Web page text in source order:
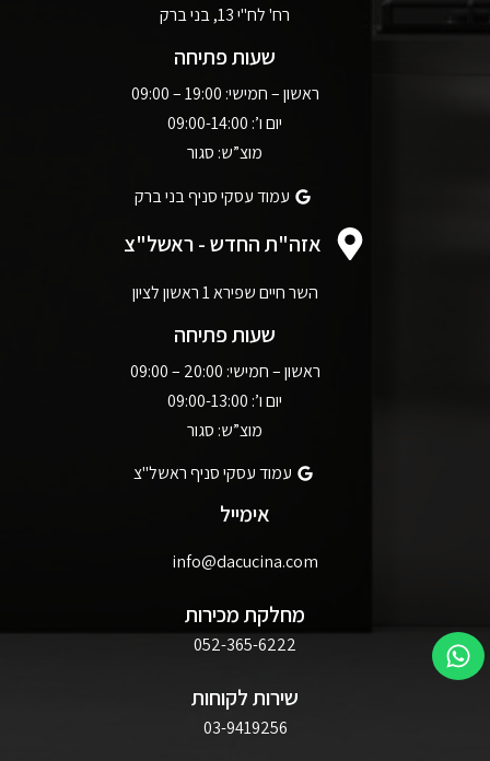
רח' לח"י 13, בני ברק
שעות פתיחה
ראשון – חמישי: 19:00 – 09:00
יום ו’: 09:00-14:00
מוצ”ש: סגור
עמוד עסקי סניף בני ברק
אזה"ת החדש - ראשל"צ
השר חיים שפירא 1 ראשון לציון
שעות פתיחה
ראשון – חמישי: 20:00 – 09:00
יום ו’: 09:00-13:00
מוצ”ש: סגור
עמוד עסקי סניף ראשל"צ
אימייל
info@dacucina.com
מחלקת מכירות
052-365-6222
שירות לקוחות
03-9419256